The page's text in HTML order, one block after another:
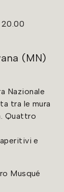
20.00
(MN)
Nazionale
tra le mura
Quattro
e
Musqué